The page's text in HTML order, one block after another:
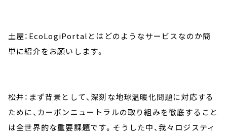
土屋：EcoLogiPortalとはどのようなサービスなのか簡
単に紹介をお願いします。
松井：まず背景として、深刻な地球温暖化問題に対応する
ために、カーボンニュートラルの取り組みを徹底すること
は全世界的な重要課題です。そうした中、我々ロジスティ